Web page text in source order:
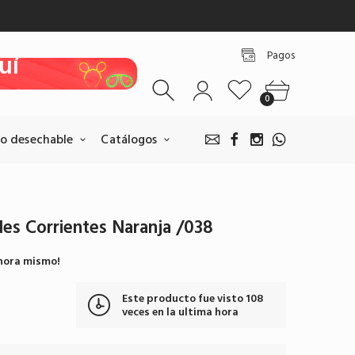
Pagos
BANCOLOMBIA
Pagar por BANCOLOMBIA
0
desechable Catálogos
Este producto fue visto108
veces en la ultima hora
Corrientes Naranja /038
mismo!